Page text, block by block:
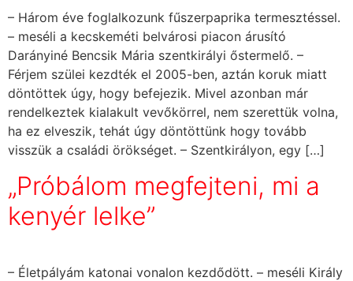
– Három éve foglalkozunk fűszerpaprika termesztéssel.
– meséli a kecskeméti belvárosi piacon árusító
Darányiné Bencsik Mária szentkirályi őstermelő. –
Férjem szülei kezdték el 2005-ben, aztán koruk miatt
döntöttek úgy, hogy befejezik. Mivel azonban már
rendelkeztek kialakult vevőkörrel, nem szerettük volna,
ha ez elveszik, tehát úgy döntöttünk hogy tovább
visszük a családi örökséget. – Szentkirályon, egy […]
„Próbálom megfejteni, mi a
kenyér lelke”
– Életpályám katonai vonalon kezdődött. – meséli Király